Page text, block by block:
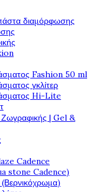
διαμόρφωσης
Fashion 50 ml
γκλίτερ
Hi-Lite
| Gel &
Cadence
stone Cadence)